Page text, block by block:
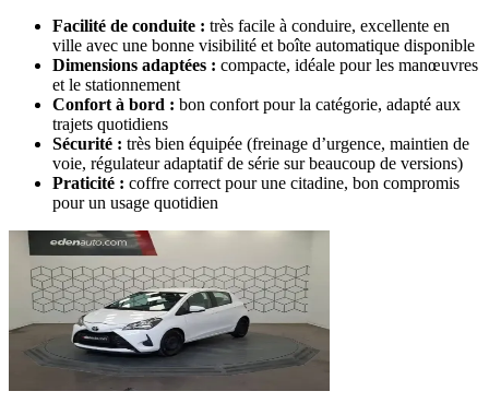
Facilité de conduite : très facile à conduire, excellente en
ville avec une bonne visibilité et boîte automatique disponible
Dimensions adaptées : compacte, idéale pour les manœuvres
et le stationnement
Confort à bord : bon confort pour la catégorie, adapté aux
trajets quotidiens
Sécurité : très bien équipée (freinage d’urgence, maintien de
voie, régulateur adaptatif de série sur beaucoup de versions)
Praticité : coffre correct pour une citadine, bon compromis
pour un usage quotidien